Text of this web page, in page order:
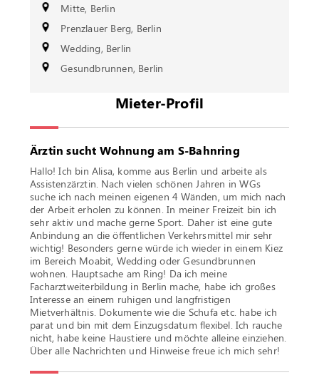
Mitte, Berlin
Prenzlauer Berg, Berlin
Wedding, Berlin
Gesundbrunnen, Berlin
Mieter-Profil
Ärztin sucht Wohnung am S-Bahnring
Hallo! Ich bin Alisa, komme aus Berlin und arbeite als
Assistenzärztin. Nach vielen schönen Jahren in WGs
suche ich nach meinen eigenen 4 Wänden, um mich nach
der Arbeit erholen zu können. In meiner Freizeit bin ich
sehr aktiv und mache gerne Sport. Daher ist eine gute
Anbindung an die öffentlichen Verkehrsmittel mir sehr
wichtig! Besonders gerne würde ich wieder in einem Kiez
im Bereich Moabit, Wedding oder Gesundbrunnen
wohnen. Hauptsache am Ring! Da ich meine
Facharztweiterbildung in Berlin mache, habe ich großes
Interesse an einem ruhigen und langfristigen
Mietverhältnis. Dokumente wie die Schufa etc. habe ich
parat und bin mit dem Einzugsdatum flexibel. Ich rauche
nicht, habe keine Haustiere und möchte alleine einziehen.
Über alle Nachrichten und Hinweise freue ich mich sehr!